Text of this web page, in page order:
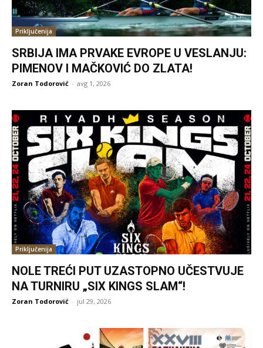
Priključenija
SRBIJA IMA PRVAKE EVROPE U VESLANJU:
PIMENOV I MAČKOVIĆ DO ZLATA!
Zoran Todorović - avg 1, 2026
Priključenija
NOLE TREĆI PUT UZASTOPNO UČESTVUJE
NA TURNIRU „SIX KINGS SLAM“!
Zoran Todorović - jul 29, 2026